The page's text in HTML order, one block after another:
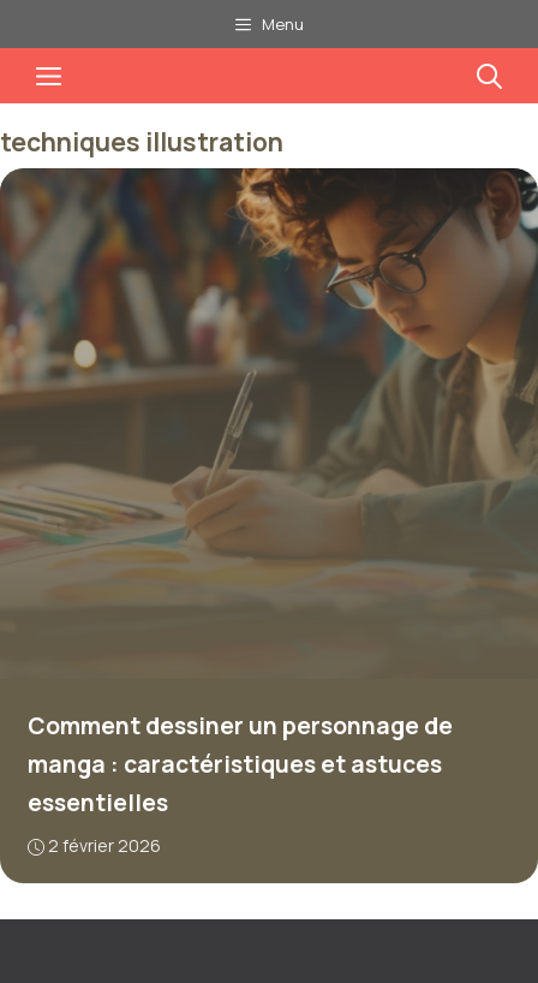
au
contenu
Menu
Menu
techniques illustration
Comment dessiner un personnage de
manga : caractéristiques et astuces
essentielles
2 février 2026